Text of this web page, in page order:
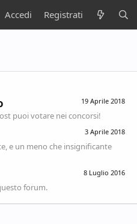
Accedi Registrati
19 Aprile 2018
puoi votare nei concorsi!
3 Aprile 2018
e un meno che insignificante
8 Luglio 2016
forum.